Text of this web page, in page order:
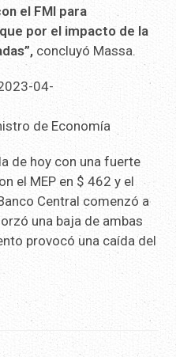
el FMI para
por el impacto de la
concluyó Massa.
de Economía
de hoy con una fuerte
el MEP en $ 462 y el
Central comenzó a
una baja de ambas
provocó una caída del